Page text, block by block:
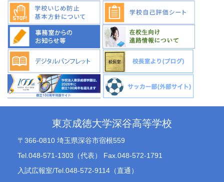
東京成徳大学深谷高等学校
〒366-0810 埼玉県深谷市宿根559
Tel.048-571-1303（代表） Fax.048-572-1791
入試広報室/Tel.048-572-9114（直通）